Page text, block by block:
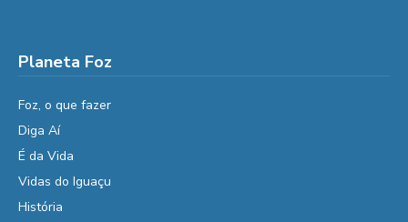
Planeta Foz
Foz, o que fazer
Diga Aí
É da Vida
Vidas do Iguaçu
História